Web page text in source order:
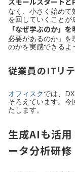
なく、小さく始め
を回していくことが
「なぜ学ぶのか」を
必要があるのか」
のかを実感できるよ
従業員のITリ
オフィスクでは、
そろえています。
たします。
生成AIも活
ータ分析研修